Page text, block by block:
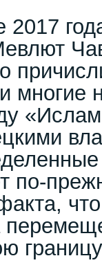
2017
многие
по-